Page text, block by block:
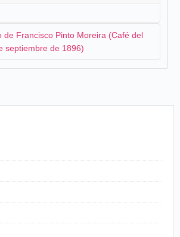
de Francisco Pinto Moreira (Café del
septiembre de 1896)
touradas que ali vão realizar-
na sorte de morte, no seu
será um grande sucesso.
acompañado del